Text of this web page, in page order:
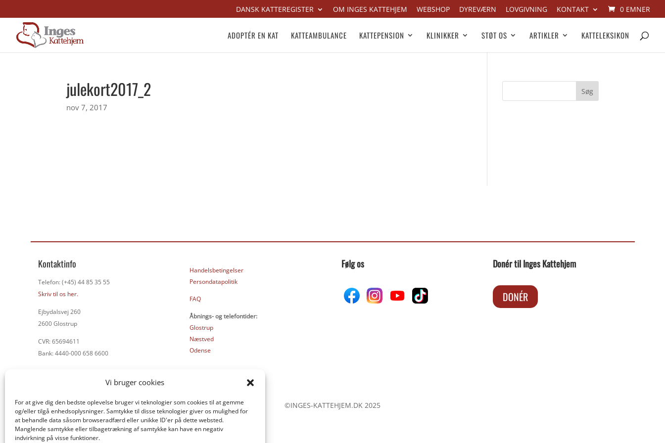
Vi bruger cookies
For at give dig den bedste oplevelse bruger vi teknologier som cookies til at gemme
og/eller tilgå enhedsoplysninger. Samtykke til disse teknologier giver os mulighed for
at behandle data såsom browseradfærd eller unikke ID'er på dette websted.
Manglende samtykke eller tilbagetrækning af samtykke kan have en negativ
indvirkning på visse funktioner.
DANSK KATTEREGISTER OM INGES KATTEHJEM WEBSHOP DYREVÆRN LOVGIVNING KONTAKT 0 EMNER
ADOPTÉR EN KAT KATTEAMBULANCE KATTEPENSION KLINIKKER STØT OS ARTIKLER KATTELEKSIKON
julekort2017_2
nov 7, 2017
Kontaktinfo
Telefon: (+45) 44 85 35 55
Skriv til os her.
Ejbydalsvej 260
2600 Glostrup
CVR: 65694611
Bank: 4440-000 658 6600
Handelsbetingelser
Persondatapolitik
FAQ
Åbnings- og telefontider:
Glostrup
Næstved
Odense
Følg os Donér til Inges Kattehjem
DONÉR
©INGES-KATTEHJEM.DK 2025